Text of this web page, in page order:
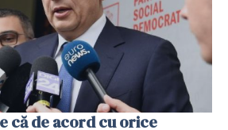
că de acord cu orice